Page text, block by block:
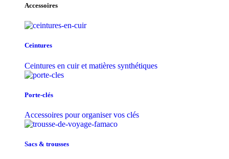
Accessoires
Ceintures
Ceintures en cuir et matières synthétiques
Porte-clés
Accessoires pour organiser vos clés
Sacs & trousse​s